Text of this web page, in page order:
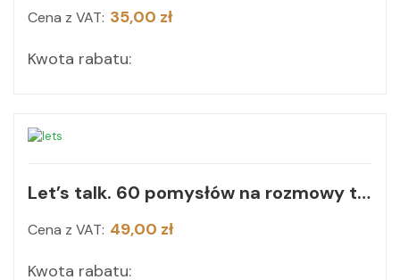
Cena z VAT: 35,00 zł
Kwota rabatu:
Let’s talk. 60 pomysłów na rozmowy taty z córką
Cena z VAT: 49,00 zł
Kwota rabatu: